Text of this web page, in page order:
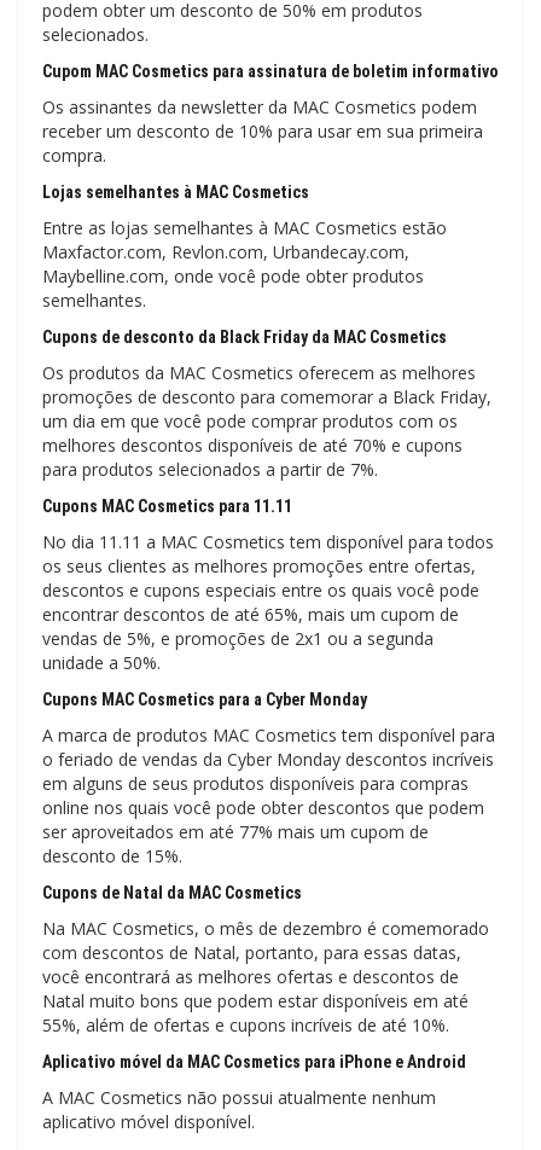
podem obter um desconto de 50% em produtos
selecionados.
Cupom MAC Cosmetics para assinatura de boletim informativo
Os assinantes da newsletter da MAC Cosmetics podem
receber um desconto de 10% para usar em sua primeira
compra.
Lojas semelhantes à MAC Cosmetics
Entre as lojas semelhantes à MAC Cosmetics estão
Maxfactor.com, Revlon.com, Urbandecay.com,
Maybelline.com, onde você pode obter produtos
semelhantes.
Cupons de desconto da Black Friday da MAC Cosmetics
Os produtos da MAC Cosmetics oferecem as melhores
promoções de desconto para comemorar a Black Friday,
um dia em que você pode comprar produtos com os
melhores descontos disponíveis de até 70% e cupons
para produtos selecionados a partir de 7%.
Cupons MAC Cosmetics para 11.11
No dia 11.11 a MAC Cosmetics tem disponível para todos
os seus clientes as melhores promoções entre ofertas,
descontos e cupons especiais entre os quais você pode
encontrar descontos de até 65%, mais um cupom de
vendas de 5%, e promoções de 2x1 ou a segunda
unidade a 50%.
Cupons MAC Cosmetics para a Cyber Monday
A marca de produtos MAC Cosmetics tem disponível para
o feriado de vendas da Cyber Monday descontos incríveis
em alguns de seus produtos disponíveis para compras
online nos quais você pode obter descontos que podem
ser aproveitados em até 77% mais um cupom de
desconto de 15%.
Cupons de Natal da MAC Cosmetics
Na MAC Cosmetics, o mês de dezembro é comemorado
com descontos de Natal, portanto, para essas datas,
você encontrará as melhores ofertas e descontos de
Natal muito bons que podem estar disponíveis em até
55%, além de ofertas e cupons incríveis de até 10%.
Aplicativo móvel da MAC Cosmetics para iPhone e Android
A MAC Cosmetics não possui atualmente nenhum
aplicativo móvel disponível.